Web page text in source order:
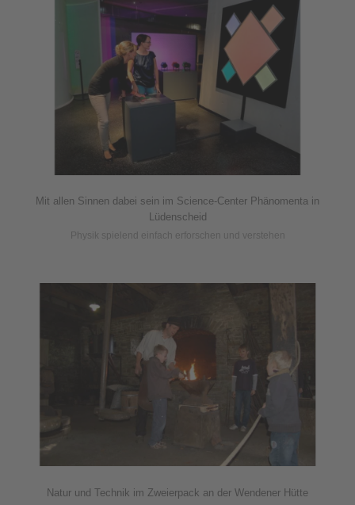
Mit allen Sinnen dabei sein im Science-Center Phänomenta in
Lüdenscheid
Physik spielend einfach erforschen und verstehen
Natur und Technik im Zweierpack an der Wendener Hütte